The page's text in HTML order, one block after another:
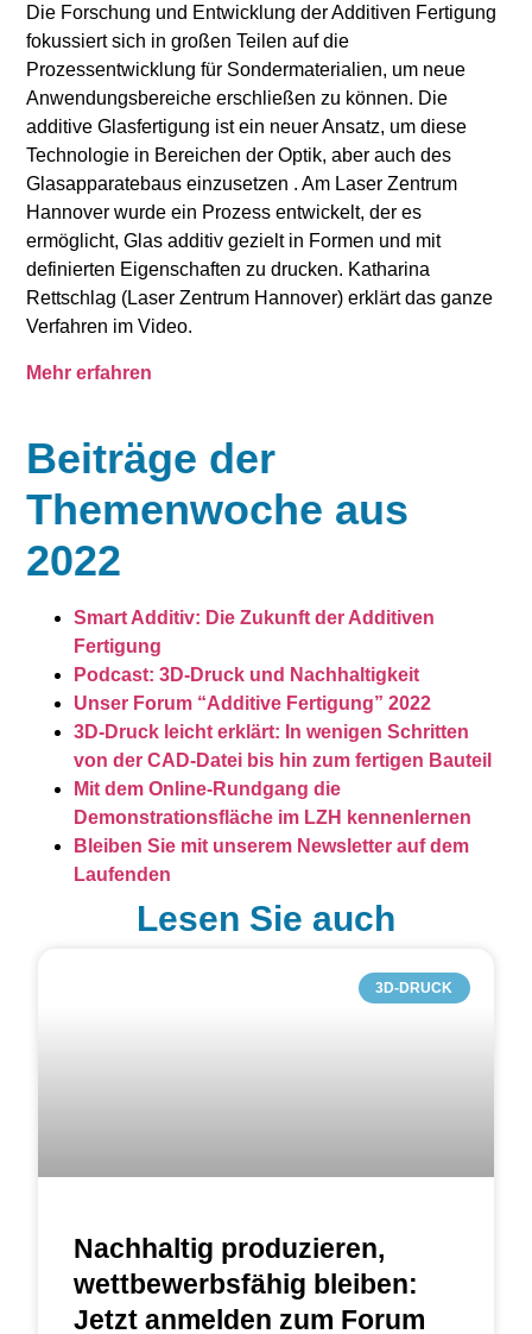
Die Forschung und Entwicklung der Additiven Fertigung
fokussiert sich in großen Teilen auf die
Prozessentwicklung für Sondermaterialien, um neue
Anwendungsbereiche erschließen zu können. Die
additive Glasfertigung ist ein neuer Ansatz, um diese
Technologie in Bereichen der Optik, aber auch des
Glasapparatebaus einzusetzen . Am Laser Zentrum
Hannover wurde ein Prozess entwickelt, der es
ermöglicht, Glas additiv gezielt in Formen und mit
definierten Eigenschaften zu drucken. Katharina
Rettschlag (Laser Zentrum Hannover) erklärt das ganze
Verfahren im Video.
Mehr erfahren
Beiträge der
Themenwoche aus
2022
Smart Additiv: Die Zukunft der Additiven
Fertigung
Podcast: 3D-Druck und Nachhaltigkeit
Unser Forum “Additive Fertigung” 2022
3D-Druck leicht erklärt: In wenigen Schritten
von der CAD-Datei bis hin zum fertigen Bauteil
Mit dem Online-Rundgang die
Demonstrationsfläche im LZH kennenlernen
Bleiben Sie mit unserem Newsletter auf dem
Laufenden
Lesen Sie auch
3D-DRUCK
Nachhaltig produzieren,
wettbewerbsfähig bleiben:
Jetzt anmelden zum Forum